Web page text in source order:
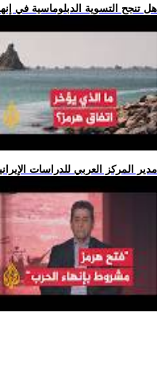
.. هل تنجح التسوية الدبلوماسية في
.. مدير المركز العربي للدراسات